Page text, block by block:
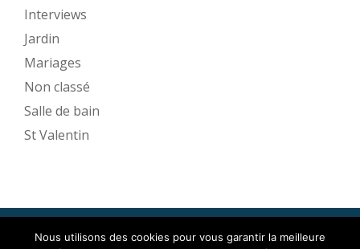
Interviews
Jardin
Mariages
Non classé
Salle de bain
St Valentin
Nous utilisons des cookies pour vous garantir la meilleure